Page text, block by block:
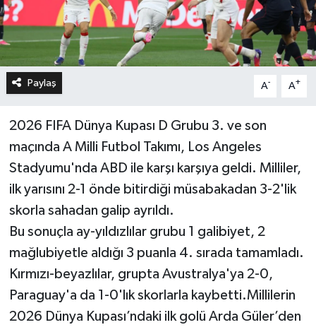
Paylaş A- A+
2026 FIFA Dünya Kupası D Grubu 3. ve son
maçında A Milli Futbol Takımı, Los Angeles
Stadyumu'nda ABD ile karşı karşıya geldi. Milliler,
ilk yarısını 2-1 önde bitirdiği müsabakadan 3-2'lik
skorla sahadan galip ayrıldı.
Bu sonuçla ay-yıldızlılar grubu 1 galibiyet, 2
mağlubiyetle aldığı 3 puanla 4. sırada tamamladı.
Kırmızı-beyazlılar, grupta Avustralya'ya 2-0,
Paraguay'a da 1-0'lık skorlarla kaybetti.Millilerin
2026 Dünya Kupası’ndaki ilk golü Arda Güler’den